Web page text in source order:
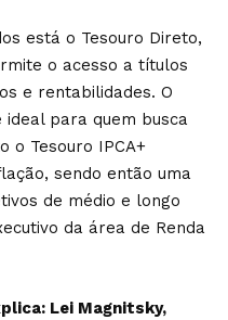
está o Tesouro Direto,
o acesso a títulos
e rentabilidades. O
ideal para quem busca
o Tesouro IPCA+
sendo então uma
de médio e longo
da área de Renda
Lei Magnitsky,